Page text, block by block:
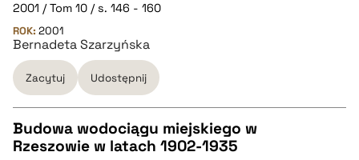
pobierz cytat
BIBTEX
pobierz cytat
2001 / Tom 10 / s. 146 - 160
ROK: 2001
Bernadeta Szarzyńska
Zacytuj Udostępnij
Budowa wodociągu miejskiego w
Rzeszowie w latach 1902-1935